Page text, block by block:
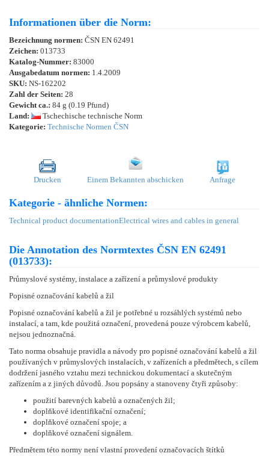
Informationen über die Norm:
Bezeichnung normen: ČSN EN 62491
Zeichen: 013733
Katalog-Nummer: 83000
Ausgabedatum normen: 1.4.2009
SKU: NS-162202
Zahl der Seiten: 28
Gewicht ca.: 84 g (0.19 Pfund)
Land:
Tschechische technische Norm
Kategorie: Technische Normen ČSN
Drucken Einem Bekannten abschicken Anfrage
Kategorie - ähnliche Normen:
Technical product documentationElectrical wires and cables in general
Die Annotation des Normtextes ČSN EN 62491
(013733):
Průmyslové systémy, instalace a zařízení a průmyslové produkty
Popisné označování kabelů a žil
Popisné označování kabelů a žil je potřebné u rozsáhlých systémů nebo
instalací, a tam, kde použitá označení, provedená pouze výrobcem kabelů,
nejsou jednoznačná.
Tato norma obsahuje pravidla a návody pro popisné označování kabelů a žil
používaných v průmyslových instalacích, v zařízeních a předmětech, s cílem
dodržení jasného vztahu mezi technickou dokumentací a skutečným
zařízením a z jiných důvodů. Jsou popsány a stanoveny čtyři způsoby:
použití barevných kabelů a označených žil;
doplňkové identifikační označení;
doplňkové označení spoje; a
doplňkové označení signálem.
Předmětem této normy není vlastní provedení označovacích štítků